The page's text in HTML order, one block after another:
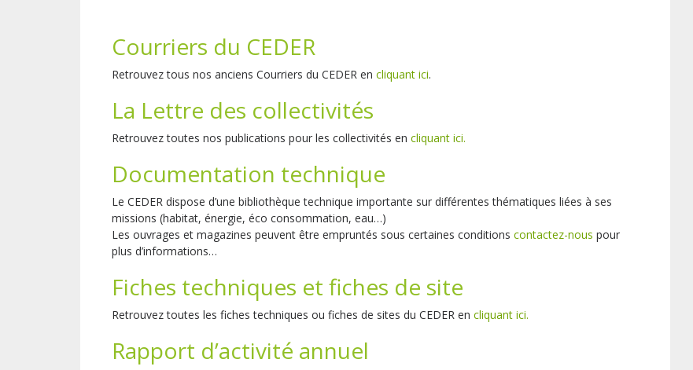
Courriers du CEDER
Retrouvez tous nos anciens Courriers du CEDER en cliquant ici.
La Lettre des collectivités
Retrouvez toutes nos publications pour les collectivités en cliquant ici.
Documentation technique
Le CEDER dispose d’une bibliothèque technique importante sur différentes thématiques liées à ses
missions (habitat, énergie, éco consommation, eau…)
Les ouvrages et magazines peuvent être empruntés sous certaines conditions contactez-nous pour
plus d’informations…
Fiches techniques et fiches de site
Retrouvez toutes les fiches techniques ou fiches de sites du CEDER en cliquant ici.
Rapport d’activité annuel